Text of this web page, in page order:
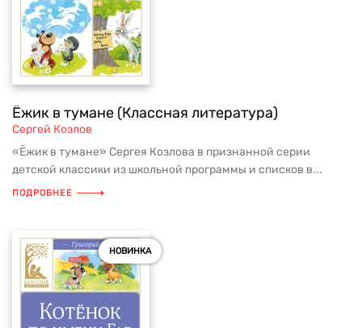
Ёжик в тумане (Классная литература)
Сергей Козлов
«Ёжик в тумане» Сергея Козлова в признанной серии
детской классики из школьной программы и списков в...
ПОДРОБНЕЕ
НОВИНКА